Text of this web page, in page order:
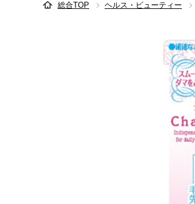
総合TOP ヘルス・ビューティー